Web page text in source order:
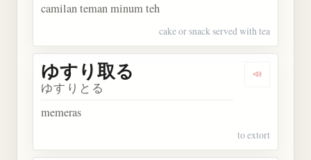
camilan teman minum teh
cake or snack served with tea
Dengarkan
ゆすり取る
ゆすりとる
memeras
to extort